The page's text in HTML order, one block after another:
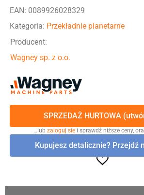
EAN: 0089926028329
Kategoria: Przekładnie planetarne
Producent:
Wagney sp. z o.o.
SPRZEDAŻ HURTOWA
…lub zaloguj się i sprawdź niższe ceny,
Kupujesz detalicznie? Przejdź